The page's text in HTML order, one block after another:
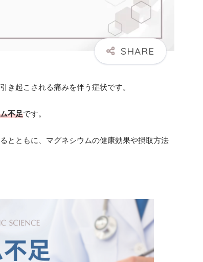
き起こされる痛みを伴う症状です。
不足です。
とともに、マグネシウムの健康効果や摂取方法